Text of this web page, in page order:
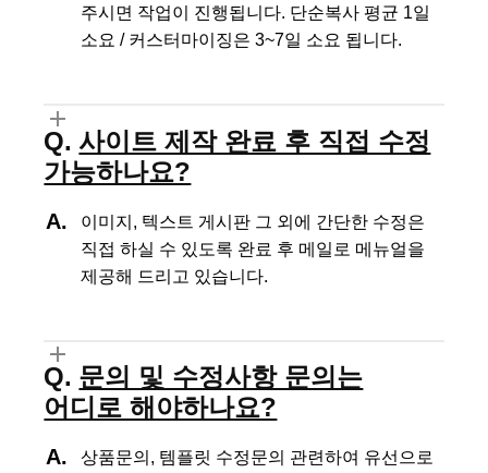
주시면 작업이 진행됩니다. 단순복사 평균 1일
소요 / 커스터마이징은 3~7일 소요 됩니다.
사이트 제작 완료 후 직접 수정
가능하나요?
이미지, 텍스트 게시판 그 외에 간단한 수정은
직접 하실 수 있도록 완료 후 메일로 메뉴얼을
제공해 드리고 있습니다.
문의 및 수정사항 문의는
어디로 해야하나요?
상품문의, 템플릿 수정문의 관련하여 유선으로